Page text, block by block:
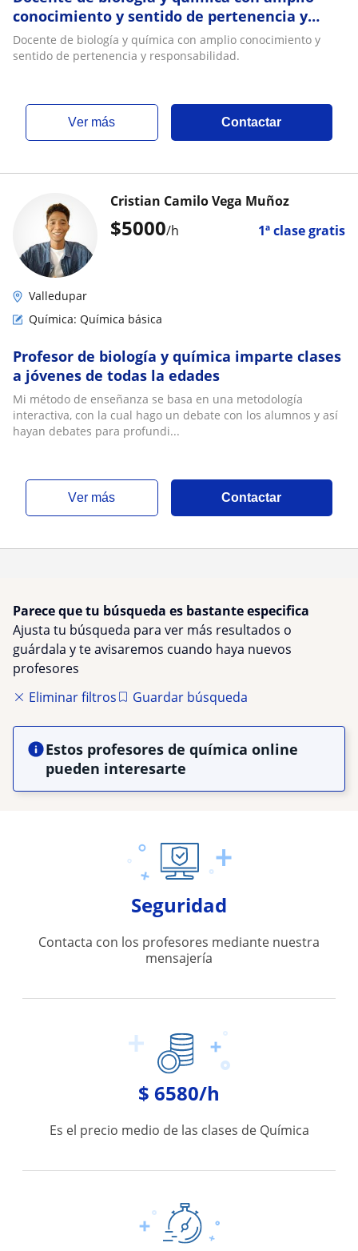
conocimiento y sentido de pertenencia y
responsabilidad
Docente de biología y química con amplio conocimiento y
sentido de pertenencia y responsabilidad.
ver más Contactar
$5000/h 1ª clase gratis
Cristian Camilo Vega Muñoz
Valledupar
Química: Química básica
Profesor de biología y química imparte clases
a jóvenes de todas la edades
Mi método de enseñanza se basa en una metodología
interactiva, con la cual hago un debate con los alumnos y así
hayan debates para profundi...
ver más Contactar
Parece que tu búsqueda es bastante especifica
Ajusta tu búsqueda para ver más resultados o
guárdala y te avisaremos cuando haya nuevos
profesores
Eliminar filtros
Guardar búsqueda
Estos profesores de química online
pueden interesarte
Seguridad
Contacta con los profesores mediante nuestra
mensajería
$ 6580/h
Es el precio medio de las clases de Química